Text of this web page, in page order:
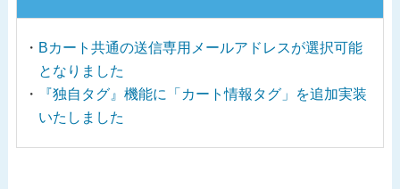
Bカート共通の送信専用メールアドレスが選択可能
となりました
『独自タグ』機能に「カート情報タグ」を追加実装
いたしました